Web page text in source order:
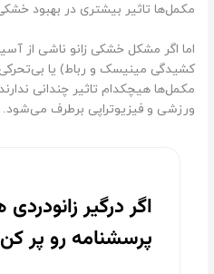
مکمل‌ها تاثیر بیشتری در بهبود خشکی
اما اگر مشکل خشکی زانو ناشی از
کشیدگی مینیسک و رباط) یا بی‌تحرکی
مکمل‌ها هیچکدام تاثیر چندانی
ورزشی و فیزیوتراپی برطرف می‌شود.